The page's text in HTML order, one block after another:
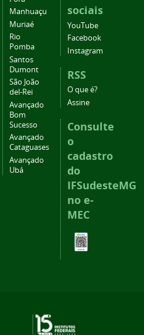
Manhuaçu
Muriaé
Rio
Pomba
Santos
Dumont
São João
del-Rei
Avançado
Bom
Sucesso
Avançado
Cataguases
Avançado
Ubá
sociais
YouTube
Facebook
Instagram
RSS
O que é?
Assine
Consulte
o
cadastro
do
IFSudesteMG
no e-
MEC